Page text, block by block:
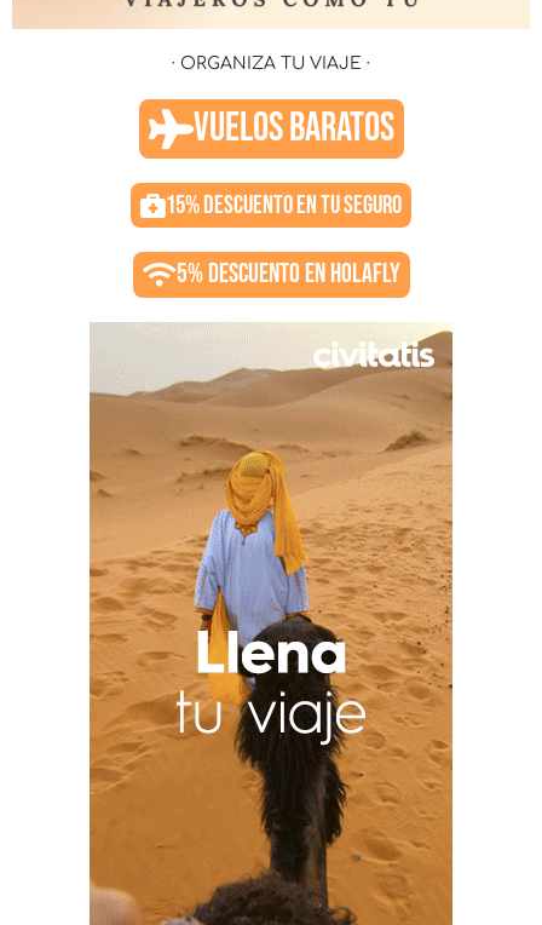
· ORGANIZA TU VIAJE ·
VUELOS BARATOS
15% DESCUENTO EN TU SEGURO
5% DESCUENTO EN HOLAFLY